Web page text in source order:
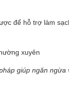
để hỗ trợ làm
giúp ngăn ngừa